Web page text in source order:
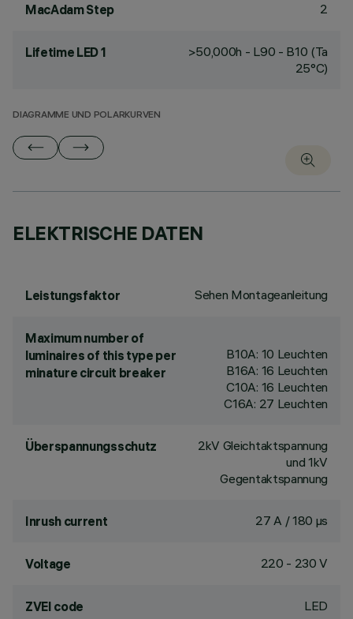
MacAdam Step 2
Lifetime LED 1
>50,000h - L90 - B10 (Ta
25°C)
DIAGRAMME UND POLARKURVEN
ELEKTRISCHE DATEN
Leistungsfaktor Sehen Montageanleitung
Maximum number of
luminaires of this type per
minature circuit breaker
B10A: 10 Leuchten
B16A: 16 Leuchten
C10A: 16 Leuchten
C16A: 27 Leuchten
Überspannungsschutz
2kV Gleichtaktspannung
und 1kV
Gegentaktspannung
Inrush current 27 A / 180 µs
Voltage 220 - 230 V
ZVEI code LED